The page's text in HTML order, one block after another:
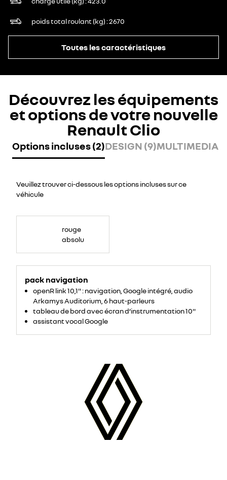
poids total roulant (kg) 2670
Toutes les caractéristiques
Découvrez les équipements
et options de votre nouvelle
Renault Clio
Options incluses (2)DESIGN (9)MULTIMEDIA
Veuillez trouver ci-dessous les options incluses sur ce
véhicule
rouge
absolu
pack navigation
openR link 10,1'' : navigation, Google intégré, audio
Arkamys Auditorium, 6 haut-parleurs
tableau de bord avec écran d’instrumentation 10''
assistant vocal Google